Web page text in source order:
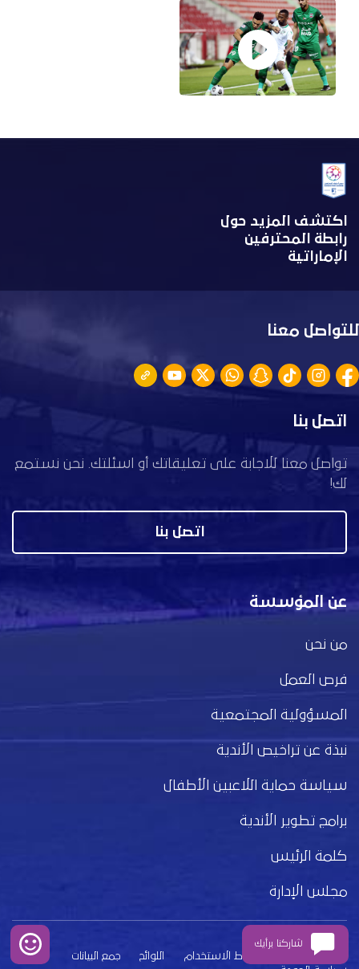
اكتشف المزيد حول
رابطة المحترفين
الإماراتية
للتواصل معنا
اتصل بنا
تواصل معنا للاجابة على تعليقاتك أو اسئلتك. نحن نستمع
لك!
اتصل بنا
عن المؤسسة
من نحن
فرص العمل
المسؤولية المجتمعية
نبذة عن تراخيص الأندية
سياسة حماية اللاعبين الأطفال
برامج تطوير الأندية
كلمة الرئيس
مجلس الإدارة
بيان الخصوصية شروط الاستخدام اللوائح
جمع البيانات
شاركنا برأيك